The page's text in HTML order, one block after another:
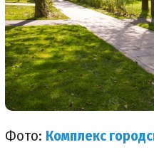
Фото: Комплекс